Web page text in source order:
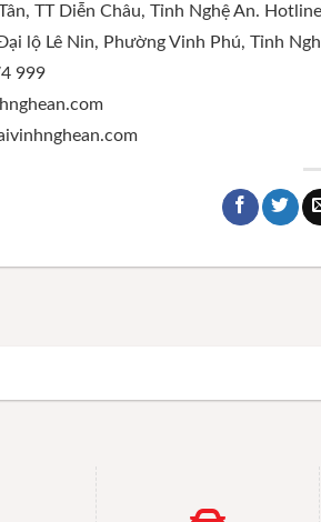
TT Diễn Châu, Tỉnh Nghệ An.
lộ Lê Nin, Phường Vinh Phú, Tỉnh
999